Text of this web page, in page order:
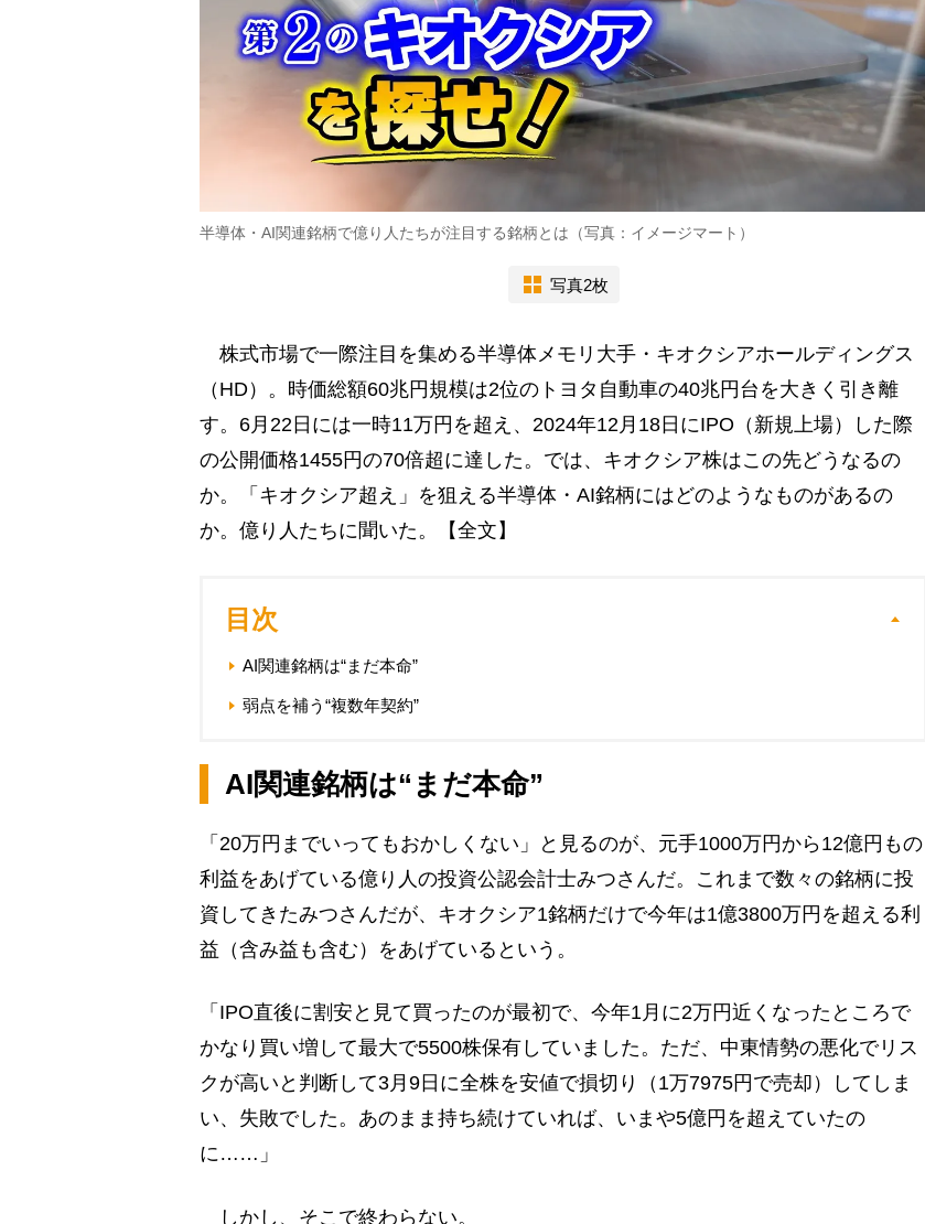
半導体・AI関連銘柄で億り人たちが注目する銘柄とは（写真：イメージマート）
写真2枚
株式市場で一際注目を集める半導体メモリ大手・キオクシアホールディングス
（HD）。時価総額60兆円規模は2位のトヨタ自動車の40兆円台を大きく引き離
す。6月22日には一時11万円を超え、2024年12月18日にIPO（新規上場）した際
の公開価格1455円の70倍超に達した。では、キオクシア株はこの先どうなるの
か。「キオクシア超え」を狙える半導体・AI銘柄にはどのようなものがあるの
か。億り人たちに聞いた。【全文】
目次
AI関連銘柄は“まだ本命”
弱点を補う“複数年契約”
AI関連銘柄は“まだ本命”
「20万円までいってもおかしくない」と見るのが、元手1000万円から12億円もの
利益をあげている億り人の投資公認会計士みつさんだ。これまで数々の銘柄に投
資してきたみつさんだが、キオクシア1銘柄だけで今年は1億3800万円を超える利
益（含み益も含む）をあげているという。
「IPO直後に割安と見て買ったのが最初で、今年1月に2万円近くなったところで
かなり買い増して最大で5500株保有していました。ただ、中東情勢の悪化でリス
クが高いと判断して3月9日に全株を安値で損切り（1万7975円で売却）してしま
い、失敗でした。あのまま持ち続けていれば、いまや5億円を超えていたの
に……」
しかし、そこで終わらない。